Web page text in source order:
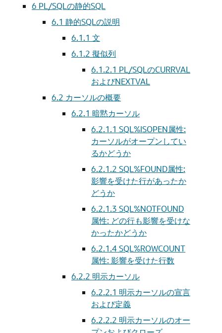
6 PL/SQLの静的SQL
6.1 静的SQLの説明
6.1.1 文
6.1.2 擬似列
6.1.2.1 PL/SQLのCURRVAL
およびNEXTVAL
6.2 カーソルの概要
6.2.1 暗黙カーソル
6.2.1.1 SQL%ISOPEN属性:
カーソルがオープンしてい
るかどうか
6.2.1.2 SQL%FOUND属性:
影響を受けた行があったか
どうか
6.2.1.3 SQL%NOTFOUND
属性: どの行も影響を受けな
かったかどうか
6.2.1.4SQL%ROWCOUNT
属性: 影響を受けた行数
6.2.2 明示カーソル
6.2.2.1 明示カーソルの宣言
および定義
6.2.2.2 明示カーソルのオー